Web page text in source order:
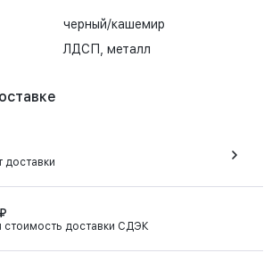
черный/кашемир
ЛДСП, металл
доставки
стоимость доставки СДЭК